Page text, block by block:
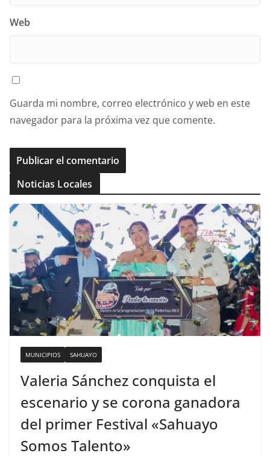
Web
Guarda mi nombre, correo electrónico y web en este
navegador para la próxima vez que comente.
Noticias Locales
MUNICIPIOS SAHUAYO
Valeria Sánchez conquista el
escenario y se corona ganadora
del primer Festival «Sahuayo
Somos Talento»